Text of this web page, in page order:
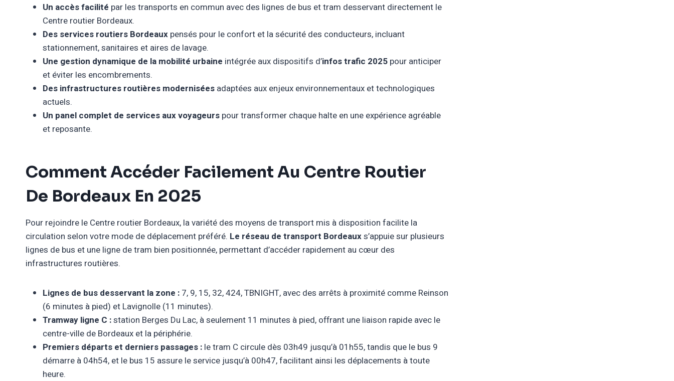
Un accès facilité par les transports en commun avec des lignes de bus et tram desservant directement le
Centre routier Bordeaux.
Des services routiers Bordeaux pensés pour le confort et la sécurité des conducteurs, incluant
stationnement, sanitaires et aires de lavage.
Une gestion dynamique de la mobilité urbaine intégrée aux dispositifs d’infos trafic 2025 pour anticiper
et éviter les encombrements.
Des infrastructures routières modernisées adaptées aux enjeux environnementaux et technologiques
actuels.
Un panel complet de services aux voyageurs pour transformer chaque halte en une expérience agréable
et reposante.
Comment Accéder Facilement Au Centre Routier
De Bordeaux En 2025
Pour rejoindre le Centre routier Bordeaux, la variété des moyens de transport mis à disposition facilite la
circulation selon votre mode de déplacement préféré. Le réseau de transport Bordeauxs’appuie sur plusieurs
lignes de bus et une ligne de tram bien positionnée, permettant d’accéder rapidement au cœur des
infrastructures routières.
Lignes de bus desservant la zone : 7, 9, 15, 32, 424, TBNIGHT, avec des arrêts à proximité comme Reinson
(6 minutes à pied) et Lavignolle (11 minutes).
Tramway ligne C :station Berges Du Lac, à seulement 11 minutes à pied, offrant une liaison rapide avec le
centre-ville de Bordeaux et la périphérie.
Premiers départs et derniers passages : le tram C circule dès 03h49 jusqu’à 01h55, tandis que le bus 9
démarre à 04h54, et le bus 15 assure le service jusqu’à 00h47, facilitant ainsi les déplacements à toute
heure.